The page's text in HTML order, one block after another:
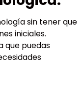
sin tener que
iniciales.
que puedas